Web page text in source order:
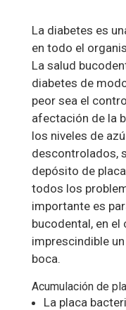
La diabetes es
en todo el
La salud
diabetes de
peor sea el
afectación de la
los niveles de
descontrolados,
depósito de
todos los
importante es
bucodental, en el
imprescindible
boca.
Acumulación de
La placa